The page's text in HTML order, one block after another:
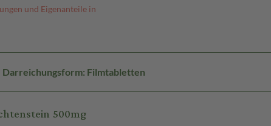
und Eigenanteile in
Darreichungsform: Filmtabletten
500mg